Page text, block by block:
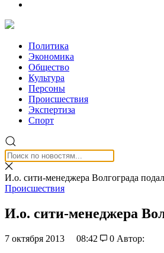
Политика
Экономика
Общество
Культура
Персоны
Происшествия
Экспертиза
Спорт
И.о. сити-менеджера Волгограда
Происшествия
И.о. сити-менеджера
7 октября 2013 08:42 0 Автор: